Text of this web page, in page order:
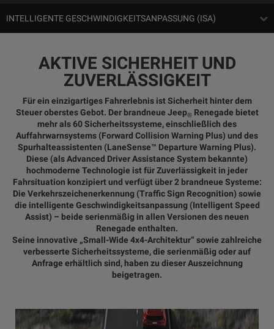
INTELLIGENTE GESCHWINDIGKEITSANPASSUNG (ISA)
AKTIVE SICHERHEIT UND
ZUVERLÄSSIGKEIT
Für ein einzigartiges Fahrerlebnis ist Sicherheit hinter dem
Steuer oberstes Gebot. Der brandneue Jeep®Renegade bietet
mehr als 60 Sicherheitssysteme, einschließlich des
Auffahrwarnsystems (Forward Collision Warning Plus) und des
Spurhalteassistenten (LaneSense™ Departure Warning Plus).
Diese (als Advanced Driver Assistance System bekannte)
hochmoderne Technologie ist für Zuverlässigkeit in jeder
Fahrsituation konzipiert und verfügt über 2 brandneue Systeme:
Die Verkehrszeichenerkennung (Traffic Sign Recognition) sowie
die intelligente Geschwindigkeitsanpassung (Intelligent Speed
Assist) – beide serienmäßig in allen Versionen des neuen
Renegade enthalten.
Seine innovative „Small-Wide 4x4-Architektur“ sowie zahlreiche
verbesserte Sicherheitssysteme, die serienmäßig oder auf
Anfrage erhältlich sind, haben zu dieser Auszeichnung
beigetragen.